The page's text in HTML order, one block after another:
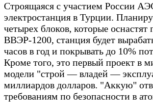
Строящаяся с участием России
электростанция в Турции.
четырех блоков, которые
ВВЭР-1200, станция будет
часов в год и покрывать до 10%
Кроме того, это первый проект в
модели "строй — владей —
миллиардов долларов. "Аккую"
требованиям по безопасности в